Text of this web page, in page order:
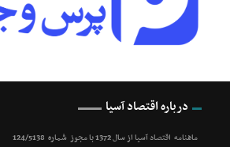
درباره اقتصاد آسیا
ماهنامه اقتصاد آسیا از سال 1372 با مجوز شماره 124/5138